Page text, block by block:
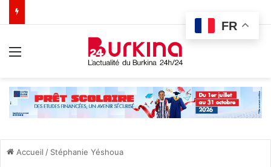
Accueil / Stéphanie Yéshoua
FR